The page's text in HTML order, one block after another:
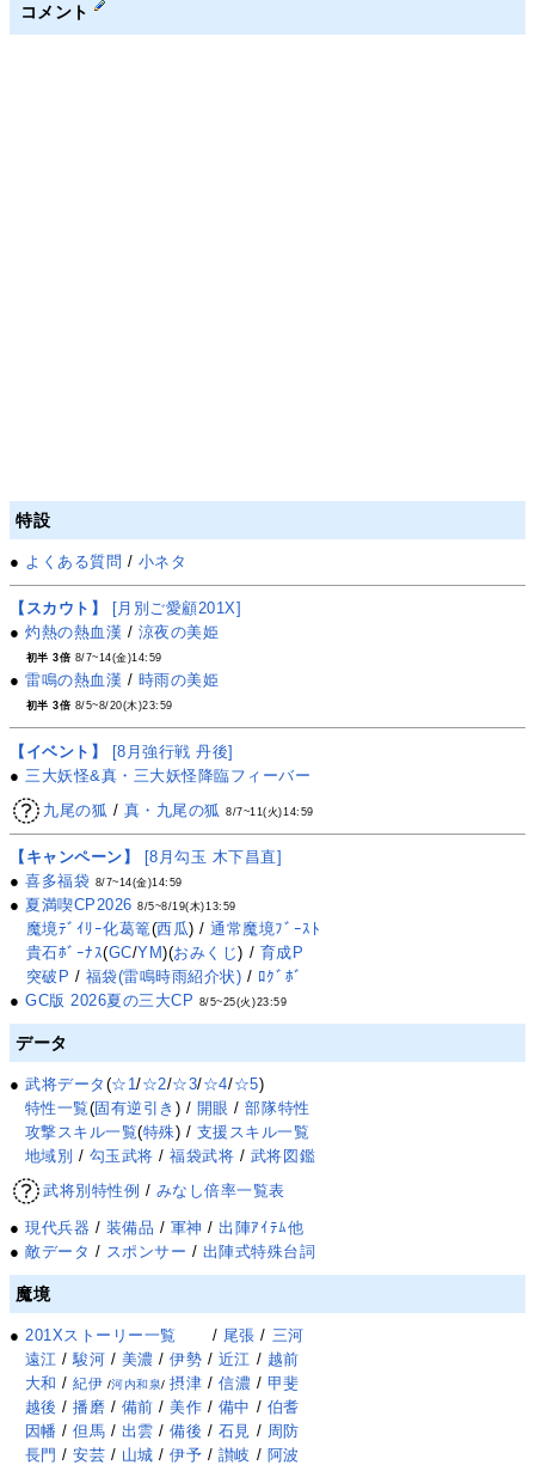
コメント
特設
● よくある質問 / 小ネタ
【スカウト】
[月別ご愛顧201X]
●灼熱の熱血漢 / 涼夜の美姫
初半 3倍 8/7~14(金)14:59
●雷鳴の熱血漢 / 時雨の美姫
初半 3倍 8/5~8/20(木)23:59
【イベント】
[8月強行戦 丹後]
● 三大妖怪&真・三大妖怪降臨フィーバー
九尾の狐 / 真・九尾の狐 8/7~11(火)14:59
【キャンペーン】
[8月勾玉 木下昌直]
●喜多福袋 8/7~14(金)14:59
● 夏満喫CP2026 8/5~8/19(木)13:59
魔境ﾃﾞｲﾘｰ化葛篭(西瓜) /通常魔境ﾌﾞｰｽﾄ
貴石ﾎﾞｰﾅｽ(GC/YM)(おみくじ) / 育成P
突破P / 福袋(雷鳴時雨紹介状) / ﾛｸﾞﾎﾞ
●GC版 2026夏の三大CP 8/5~25(火)23:59
データ
●武将データ (☆1/☆2/☆3/☆4/☆5)
特性一覧(固有逆引き ) / 開眼 /部隊特性
攻撃スキル一覧(特殊) / 支援スキル一覧
地域別 / 勾玉武将 /福袋武将 / 武将図鑑
武将別特性例 / みなし倍率一覧表
●現代兵器 / 装備品 / 軍神 /出陣ｱｲﾃﾑ他
●敵データ / スポンサー / 出陣式特殊台詞
魔境
● 201Xストーリー一覧 / 尾張 / 三河
遠江 /駿河 / 美濃 /伊勢 / 近江 / 越前
大和 /紀伊 /河内和泉/摂津 / 信濃 / 甲斐
越後 /播磨 / 備前 /美作 / 備中 / 伯耆
因幡 /但馬 / 出雲 /備後 / 石見 / 周防
長門 /安芸 / 山城 /伊予 / 讃岐 / 阿波